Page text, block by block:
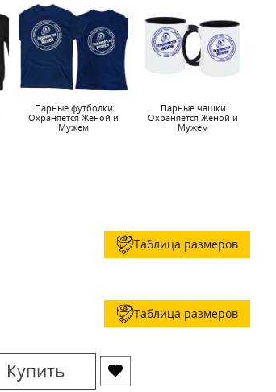
Парные футболки
Охраняется Женой и
Мужем
Парные чашки
Охраняется Женой и
Мужем
Таблица размеров
Таблица размеров
Купить